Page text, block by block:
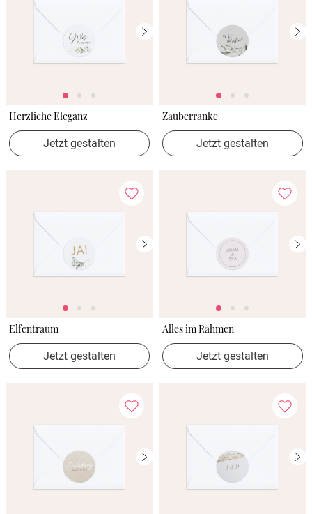
Herzliche Eleganz
Jetzt gestalten
Zauberranke
Jetzt gestalten
Elfentraum
Jetzt gestalten
Alles im Rahmen
Jetzt gestalten